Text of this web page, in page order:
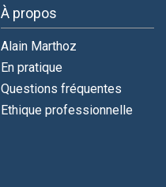
À propos
Alain Marthoz
En pratique
Questions fréquentes
Ethique professionnelle